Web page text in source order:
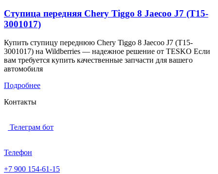
Ступица передняя Chery Tiggo 8 Jaecoo J7 (T15-
3001017)
Купить ступицу переднюю Chery Tiggo 8 Jaecoo J7 (T15-
3001017) на Wildberries — надежное решение от TESKO Если
вам требуется купить качественные запчасти для вашего
автомобиля
Подробнее
Контакты
Телеграм бот
Телефон
+7 900 154-61-15